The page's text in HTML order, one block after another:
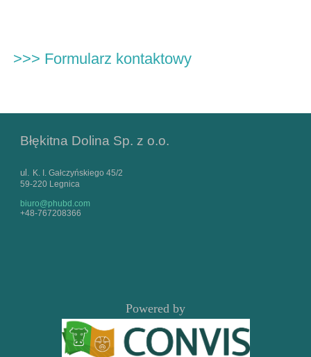
>>> Formularz kontaktowy
Błękitna Dolina Sp. z o.o.
ul.
K. I. Gałczyńskiego 45/2
59-220 Legnica
biuro@phubd.com
+48-767208366
Powered by